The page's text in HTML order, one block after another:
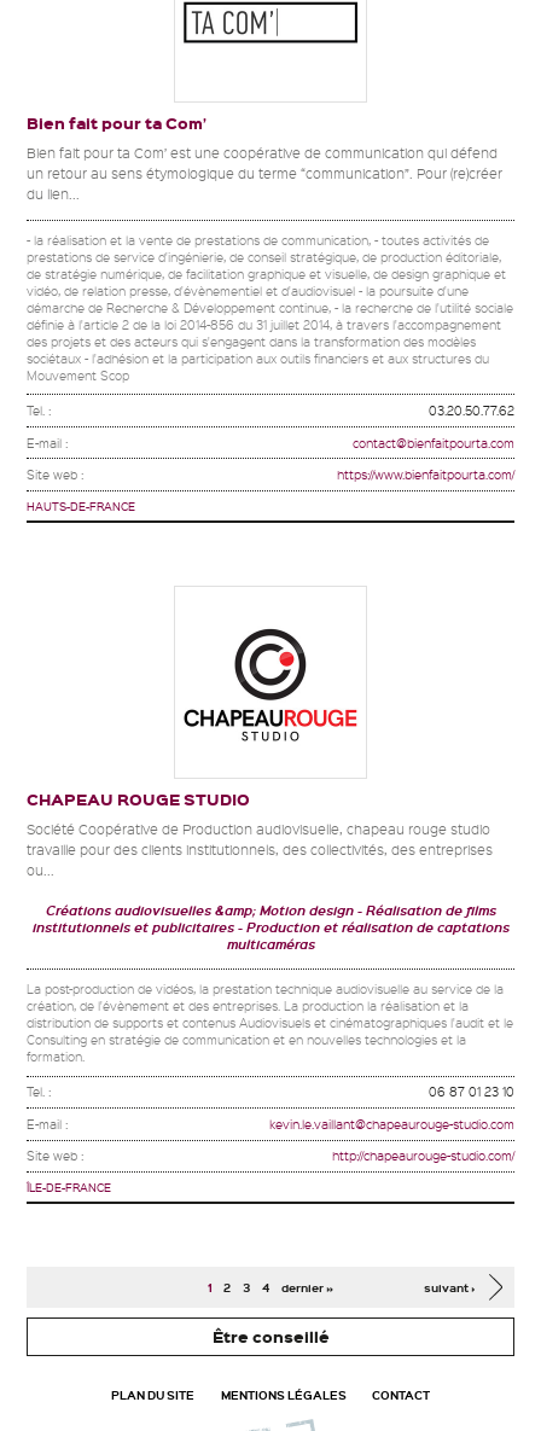
Bien fait pour ta Com’
Bien fait pour ta Com’ est une coopérative de communication qui défend
un retour au sens étymologique du terme “communication”. Pour (re)créer
du lien...
- la réalisation et la vente de prestations de communication, - toutes activités de
prestations de service d'ingénierie, de conseil stratégique, de production éditoriale,
de stratégie numérique, de facilitation graphique et visuelle, de design graphique et
vidéo, de relation presse, d'évènementiel et d'audiovisuel - la poursuite d'une
démarche de Recherche & Développement continue, - la recherche de l'utilité sociale
définie à l'article 2 de la loi 2014-856 du 31 juillet 2014, à travers l'accompagnement
des projets et des acteurs qui s'engagent dans la transformation des modèles
sociétaux - l'adhésion et la participation aux outils financiers et aux structures du
Mouvement Scop
Tel. : 03.20.50.77.62
E-mail : contact@bienfaitpourta.com
Site web : https://www.bienfaitpourta.com/
HAUTS-DE-FRANCE
CHAPEAU ROUGE STUDIO
Société Coopérative de Production audiovisuelle, chapeau rouge studio
travaille pour des clients institutionnels, des collectivités, des entreprises
ou...
Créations audiovisuelles &amp; Motion design
Réalisation de films
institutionnels et publicitaires
Production et réalisation de captations
multicaméras
La post-production de vidéos, la prestation technique audiovisuelle au service de la
création, de l'évènement et des entreprises. La production la réalisation et la
distribution de supports et contenus Audiovisuels et cinématographiques l'audit et le
Consulting en stratégie de communication et en nouvelles technologies et la
formation.
Tel. : 06 87 01 23 10
E-mail : kevin.le.vaillant@chapeaurouge-studio.com
Site web : http://chapeaurouge-studio.com/
ÎLE-DE-FRANCE
1 2 3 4 suivant ›
dernier »
Être conseillé
PLAN DU SITE MENTIONS LÉGALES CONTACT